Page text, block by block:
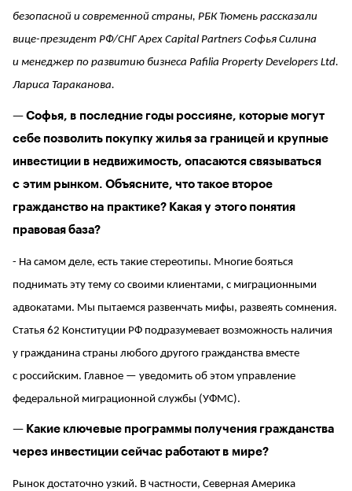
безопасной и современной страны, РБК Тюмень рассказали
вице-президент РФ/СНГ Apex Capital Partners Софья Силина
и менеджер по развитию бизнеса Pafilia Property Developers Ltd.
Лариса Тараканова.
— Софья, в последние годы россияне, которые могут
себе позволить покупку жилья за границей и крупные
инвестиции в недвижимость, опасаются связываться
с этим рынком. Объясните, что такое второе
гражданство на практике? Какая у этого понятия
правовая база?
- На самом деле, есть такие стереотипы. Многие бояться
поднимать эту тему со своими клиентами, с миграционными
адвокатами. Мы пытаемся развенчать мифы, развеять сомнения.
Статья 62 Конституции РФ подразумевает возможность наличия
у гражданина страны любого другого гражданства вместе
с российским. Главное — уведомить об этом управление
федеральной миграционной службы (УФМС).
— Какие ключевые программы получения гражданства
через инвестиции сейчас работают в мире?
Рынок достаточно узкий. В частности, Северная Америка